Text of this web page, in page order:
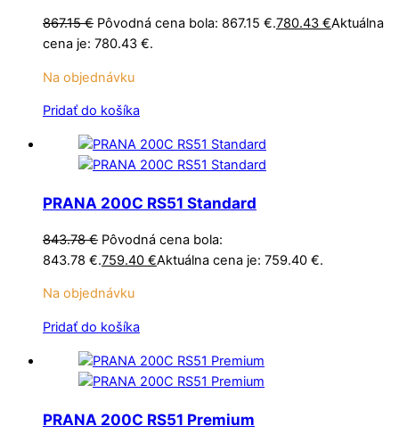
867.15€ Pôvodná cena bola: 867.15 €.780.43 €Aktuálna
cena je: 780.43 €.
Na objednávku
Pridať do košíka
PRANA 200C RS51 Standard
843.78€ Pôvodná cena bola:
843.78 €.759.40 €Aktuálna cena je: 759.40 €.
Na objednávku
Pridať do košíka
PRANA 200C RS51 Premium